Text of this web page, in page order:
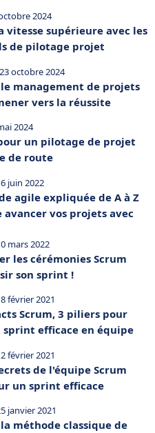
2024
vitesse supérieure avec les
de pilotage projet
octobre 2024
management de projets
vers la réussite
2024
un pilotage de projet
de route
juin 2022
agile expliquée de A à Z
vos projets avec
mars 2022
les cérémonies Scrum
son sprint !
février 2021
Scrum, 3 piliers pour
sprint efficace en équipe
février 2021
de l'équipe Scrum
un sprint efficace
janvier 2021
méthode classique de